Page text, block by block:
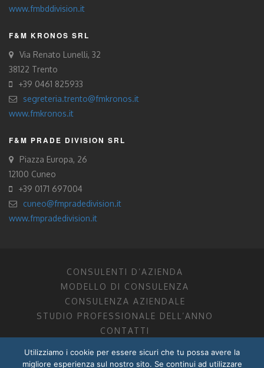
www.fmbddivision.it
F&M KRONOS SRL
Via Renato Lunelli, 32
38122 Trento
+39 0461 825933
segreteria.trento@fmkronos.it
www.fmkronos.it
F&M PRADE DIVISION SRL
Piazza Europa, 26
12100 Cuneo
+39 0171 697004
cuneo@fmpradedivision.it
www.fmpradedivision.it
CONSULENTI D’AZIENDA
MODELLO DI CONSULENZA
CONSULENZA AZIENDALE
STUDIO PROFESSIONALE DELL’ANNO
CONTATTI
FM CONSULENTI D’AZIENDA SOCIETÀ TRA PROFESSIONISTI
Utilizziamo i cookie per essere sicuri che tu possa avere la
migliore esperienza sul nostro sito. Se continui ad utilizzare